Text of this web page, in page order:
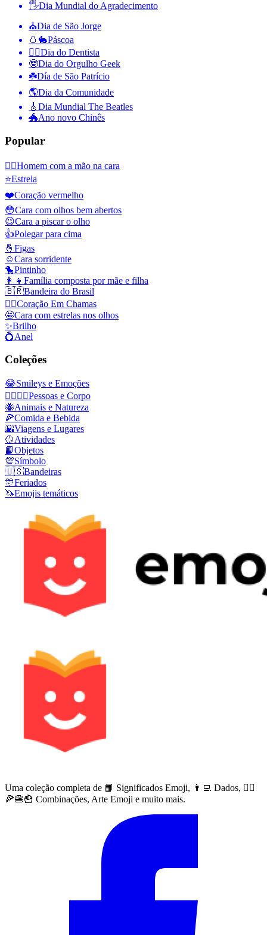
🖐Dia Mundial do Agradecimento
⛪️Dia de São Jorge
🥚🐇Páscoa
👨‍⚕️Dia do Dentista
🤓Dia do Orgulho Geek
☘️Día de São Patrício
🌎Dia da Comunidade
🎸 Dia Mundial The Beatles
🐲Ano novo Chinês
Popular
🤦‍♂️Homem com a mão na cara
⭐Estrela
❤️Coração vermelho
😳Cara com olhos bem abertos
😉Cara a piscar o olho
👍Polegar para cima
🤞 Figas
☺️Cara sorridente
🐤Pintinho
👩‍👧 Família composta por mãe e filha
🇧🇷Bandeira do Brasil
❤️‍🔥Coração Em Chamas
🤩Cara com estrelas nos olhos
✨Brilho
💍Anel
Coleções
😂Smileys e Emoções
👩‍❤️‍💋‍👨Pessoas e Corpo
🐝Animais e Natureza
🍕Comida e Bebida
🌇Viagens e Lugares
🥎Atividades
📙Objetos
💯Símbolo
🇺🇸Bandeiras
🎊Feriados
🦄Emojis temáticos
Uma coleção completa de 📙 Significados Emoji, 👨‍💻 Dados, 🙅‍♀️
🍕🍔🍟 Combinações, Arte Emoji e muito mais.